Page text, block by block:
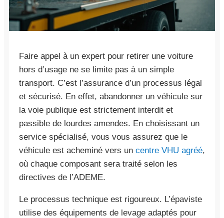
Faire appel à un expert pour retirer une voiture
hors d’usage ne se limite pas à un simple
transport. C’est l’assurance d’un processus légal
et sécurisé. En effet, abandonner un véhicule sur
la voie publique est strictement interdit et
passible de lourdes amendes. En choisissant un
service spécialisé, vous vous assurez que le
véhicule est acheminé vers un centre VHU agréé,
où chaque composant sera traité selon les
directives de l’ADEME.
Le processus technique est rigoureux. L’épaviste
utilise des équipements de levage adaptés pour